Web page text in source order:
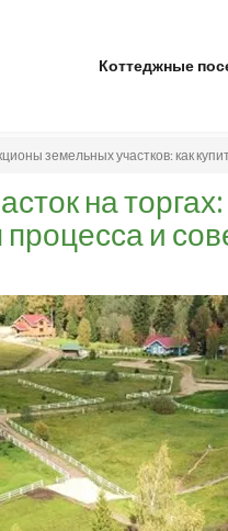
Коттеджные
земельных участков: как
на
процесса и